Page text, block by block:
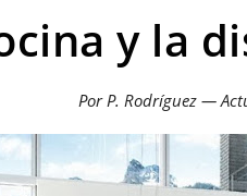
y la
Por P. Rodríguez —